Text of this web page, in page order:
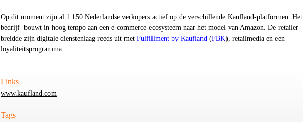
Op dit moment zijn al 1.150 Nederlandse verkopers actief op de verschillende Kaufland-platformen. Het
bedrijf bouwt in hoog tempo aan een e-commerce-ecosysteem naar het model van Amazon. De retailer
breidde zijn digitale dienstenlaag reeds uit met Fulfillment by Kaufland (FBK), retailmedia en een
loyaliteitsprogramma.
Links
www.kaufland.com
Tags